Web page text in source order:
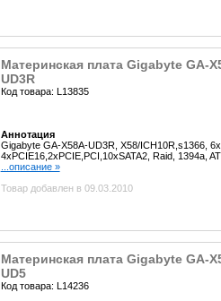
Материнская плата Gigabyte GA-
UD3R
Код товара: L13835
Аннотация
Gigabyte GA-X58A-UD3R, X58/ICH10R,s1366,
4xPCIE16,2xPCIE,PCI,10xSATA2, Raid, 1394a,
...описание »
Товар добавлен в 09.03.2010
Материнская плата Gigabyte GA-
UD5
Код товара: L14236